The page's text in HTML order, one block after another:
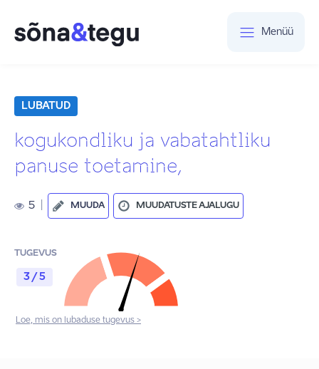
Menüü
LUBATUD
kogukondliku ja vabatahtliku
panuse toetamine,
5 MUUDA MUUDATUSTE AJALUGU
TUGEVUS
3 / 5
Loe, mis on lubaduse tugevus >